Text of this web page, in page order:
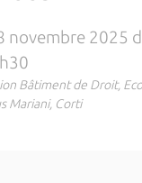
novembre 2025
Bâtiment de Droit,
Mariani, Corti